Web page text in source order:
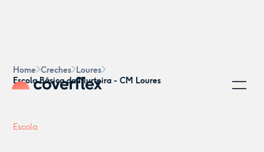
Home Creches
Loures
Escola Básica da Murteira - CM Loures
Escola